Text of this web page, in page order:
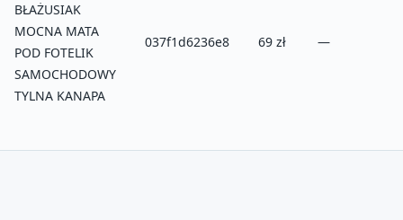
BŁAŻUSIAK
MOCNA MATA
POD FOTELIK
SAMOCHODOWY
TYLNA KANAPA
037f1d6236e8 69 zł —